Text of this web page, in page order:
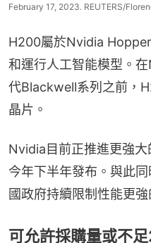
February 17, 2023. REUTERS/
H200屬於Nvidia
和運行人工智能模型。
代Blackwell系列之前，
晶片。
Nvidia目前正推進更強
今年下半年發布。與此
國政府持續限制性能更
可允許採購量或不